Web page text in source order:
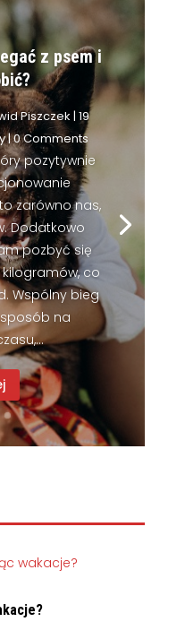
z psem i
Piszczek| 19
| 0 Comments
pozytywnie
zarówno nas,
Dodatkowo
pozbyć się
co
Wspólny bieg
na